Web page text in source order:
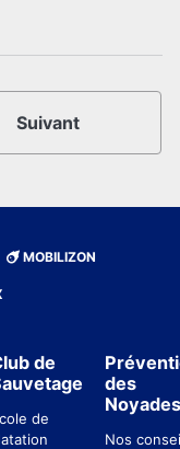
Suivant
MOBILIZON
de
de
des
Noyades
Nos